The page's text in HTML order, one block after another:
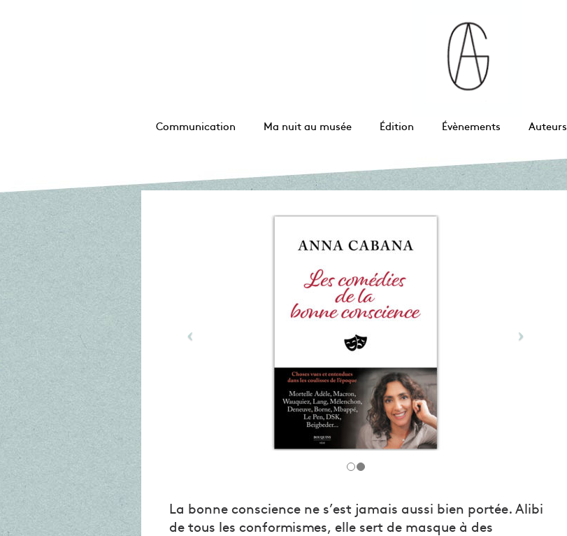
Communication Ma nuit au musée Édition Évènements Auteurs
La bonne conscience ne s’est jamais aussi bien portée. Alibi
de tous les conformismes, elle sert de masque à des